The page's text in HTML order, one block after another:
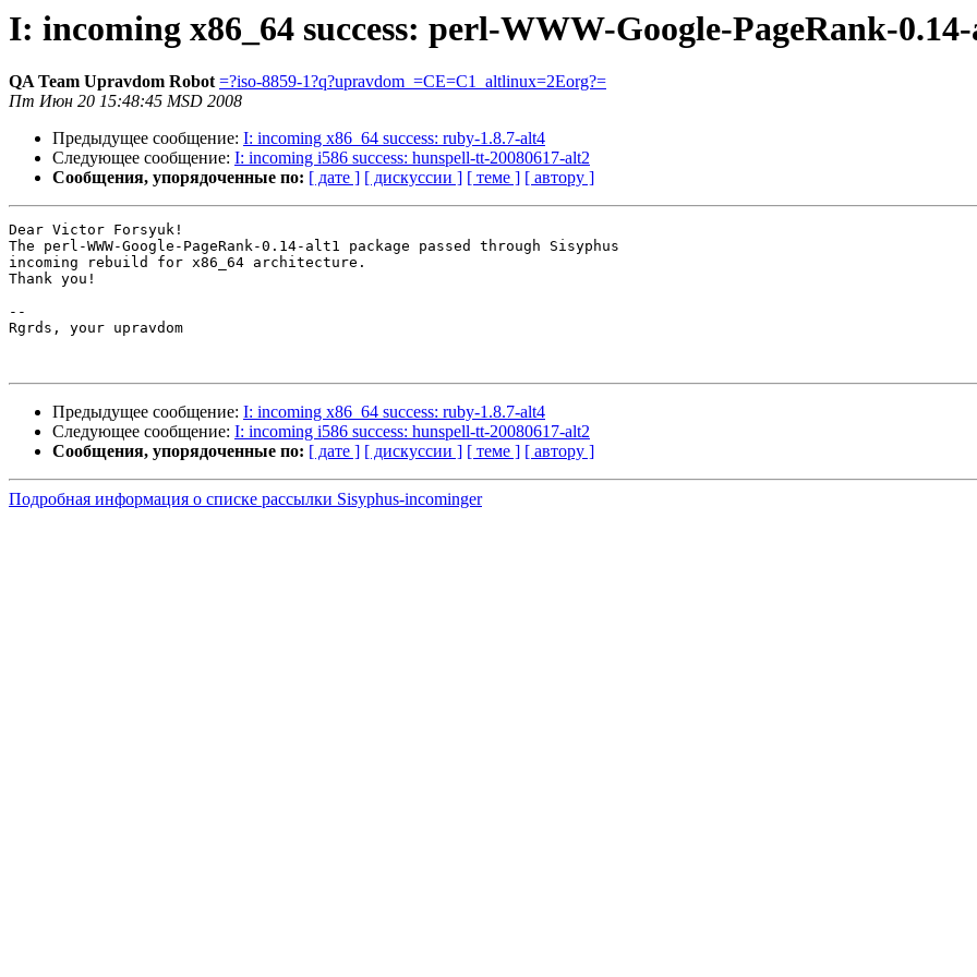
I: incoming x86_64 success: perl-WWW-Google-PageRank-
QA Team Upravdom Robot =?iso-8859-1?q?upravdom_=CE=C1_altlinux=2Eorg?=
Пт Июн 20 15:48:45 MSD 2008
Предыдущее сообщение: I: incoming x86_64 success: ruby-1.8.7-alt4
Следующее сообщение: I: incoming i586 success: hunspell-tt-20080617-alt2
Сообщения, упорядоченные по: [ дате ] [ дискуссии ] [ теме ] [ автору ]
Dear Victor Forsyuk!
The perl-WWW-Google-PageRank-0.14-alt1 package passed through Sisyphus
incoming rebuild for x86_64 architecture.
Thank you!
--
Rgrds, your upravdom
Предыдущее сообщение: I: incoming x86_64 success: ruby-1.8.7-alt4
Следующее сообщение: I: incoming i586 success: hunspell-tt-20080617-alt2
Сообщения, упорядоченные по: [ дате ] [ дискуссии ] [ теме ] [ автору ]
Подробная информация о списке рассылки Sisyphus-incominger